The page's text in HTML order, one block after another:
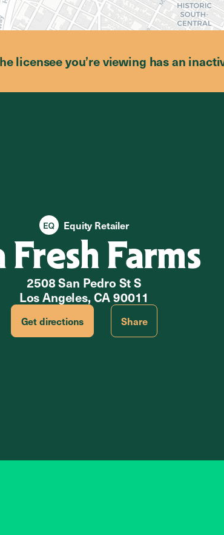
licensee you’re viewing has an
Equity Retailer
Fresh Farms
2508 San Pedro St S
Los Angeles, CA 90011
Get directions Share